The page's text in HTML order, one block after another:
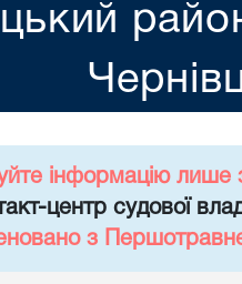
інформацію лише
центр судової
з